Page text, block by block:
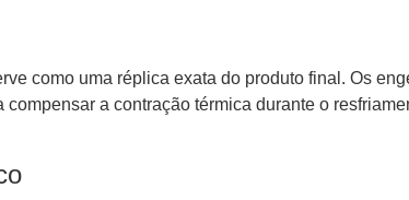
como uma réplica exata do produto final. Os
a contração térmica durante o